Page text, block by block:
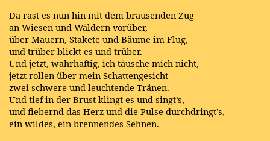
Da rast es nun hin mit dem brausenden Zug
an Wiesen und Wäldern vorüber,
über Mauern, Stakete und Bäume im Flug,
und trüber blickt es und trüber.
Und jetzt, wahrhaftig, ich täusche mich nicht,
jetzt rollen über mein Schattengesicht
zwei schwere und leuchtende Tränen.
Und tief in der Brust klingt es und singt’s,
und fiebernd das Herz und die Pulse durchdringt’s,
ein wildes, ein brennendes Sehnen.